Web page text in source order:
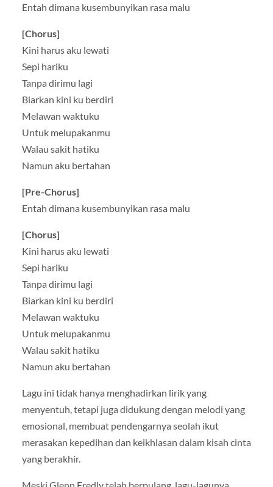
Entah dimana kusembunyikan rasa malu
[Chorus]
Kini harus aku lewati
Sepi hariku
Tanpa dirimu lagi
Biarkan kini ku berdiri
Melawan waktuku
Untuk melupakanmu
Walau sakit hatiku
Namun aku bertahan
[Pre-Chorus]
Entah dimana kusembunyikan rasa malu
[Chorus]
Kini harus aku lewati
Sepi hariku
Tanpa dirimu lagi
Biarkan kini ku berdiri
Melawan waktuku
Untuk melupakanmu
Walau sakit hatiku
Namun aku bertahan
Lagu ini tidak hanya menghadirkan lirik yang
menyentuh, tetapi juga didukung dengan melodi yang
emosional, membuat pendengarnya seolah ikut
merasakan kepedihan dan keikhlasan dalam kisah cinta
yang berakhir.